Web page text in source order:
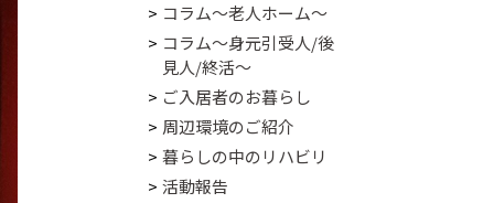
コラム～老人ホーム～
コラム～身元引受人/後
見人/終活～
ご入居者のお暮らし
周辺環境のご紹介
暮らしの中のリハビリ
活動報告